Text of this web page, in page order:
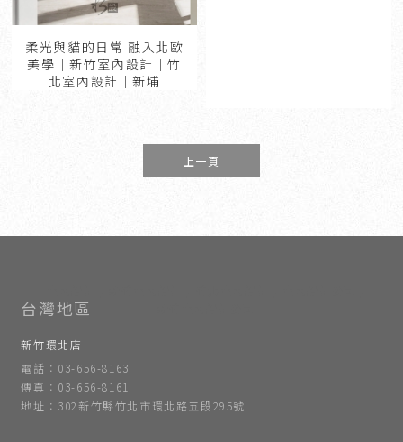
柔光與貓的日常 融入北歐
美學｜新竹室內設計｜竹
北室內設計｜新埔
上一頁
新竹環北店
電話：03-656-8163
傳真：03-656-8161
地址：302新竹縣竹北市環北路五段295號